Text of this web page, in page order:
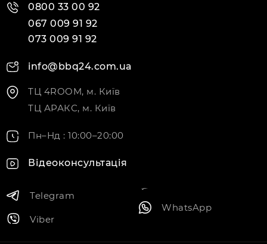
0800 33 00 92
067 009 91 92
073 009 91 92
info@bbq24.com.ua
ТЦ 4ROOM, м. Київ
ТЦ АРАКС, м. Київ
Пн–Нд : 10:00–20:00
Відеоконсультація
Telegram
Viber
WhatsApp